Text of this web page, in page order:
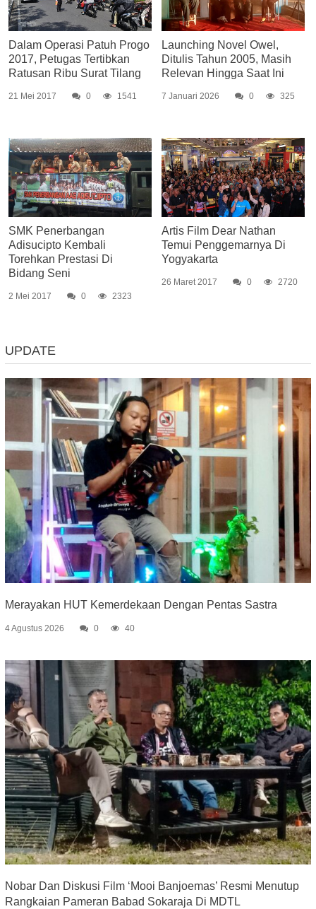
Dalam Operasi Patuh Progo
2017, Petugas Tertibkan
Ratusan Ribu Surat Tilang
21 Mei 2017 0 1541
Launching Novel Owel,
Ditulis Tahun 2005, Masih
Relevan Hingga Saat Ini
7 Januari 2026 0 325
SMK Penerbangan
Adisucipto Kembali
Torehkan Prestasi Di
Bidang Seni
2 Mei 2017 0 2323
Artis Film Dear Nathan
Temui Penggemarnya Di
Yogyakarta
26 Maret 2017 0 2720
UPDATE
Merayakan HUT Kemerdekaan Dengan Pentas Sastra
4 Agustus 2026 0 40
Nobar Dan Diskusi Film ‘Mooi Banjoemas’ Resmi Menutup
Rangkaian Pameran Babad Sokaraja Di MDTL